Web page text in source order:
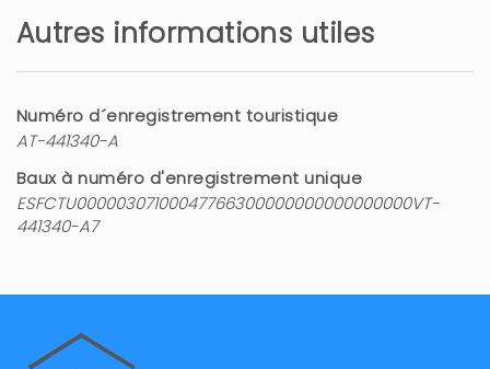
Autres informations utiles
Numéro d´enregistrement touristique
AT-441340-A
Baux à numéro d'enregistrement unique
ESFCTU00000307100047766300000000000000000VT-
441340-A7